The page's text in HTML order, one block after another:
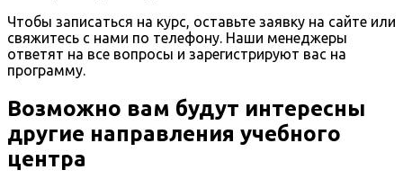
Чтобы записаться на курс, оставьте заявку на сайте или
свяжитесь с нами по телефону. Наши менеджеры
ответят на все вопросы и зарегистрируют вас на
программу.
Возможно вам будут интересны
другие направления учебного
центра